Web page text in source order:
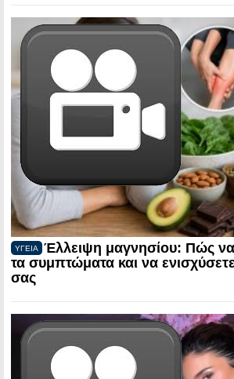
ΥΓΕΙΑ
Έλλειψη μαγνησίου: Πώς
τα συμπτώματα και να
σας